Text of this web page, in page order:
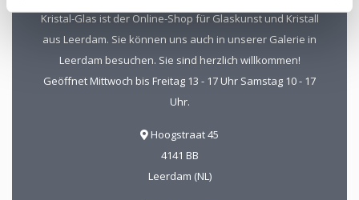
Kristal-Glas ist der Online-Shop für Glaskunst und Kristall
aus Leerdam. Sie können uns auch in unserer Galerie in
Leerdam besuchen. Sie sind herzlich willkommen!
Geöffnet Mittwoch bis Freitag 13 - 17 Uhr Samstag 10 - 17
Uhr.
Hoogstraat 45
4141 BB
Leerdam (NL)